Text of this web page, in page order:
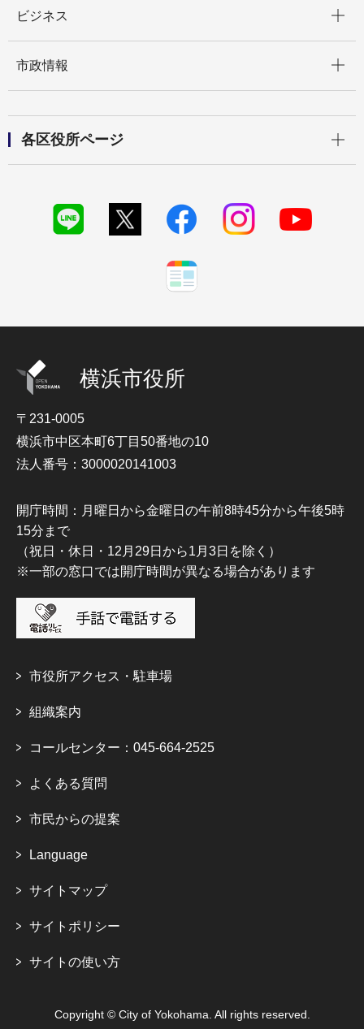
ビジネス
市政情報
各区役所ページ
横浜市役所
〒231-0005
横浜市中区本町6丁目50番地の10
法人番号：3000020141003
開庁時間：月曜日から金曜日の午前8時45分から午後5時
15分まで
（祝日・休日・12月29日から1月3日を除く）
※一部の窓口では開庁時間が異なる場合があります
市役所アクセス・駐車場
組織案内
コールセンター：045-664-2525
よくある質問
市民からの提案
Language
サイトマップ
サイトポリシー
サイトの使い方
Copyright © City of Yokohama. All rights reserved.